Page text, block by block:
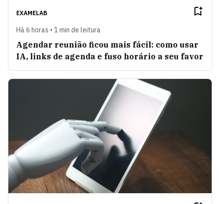
EXAMELAB
Há 6 horas • 1 min de leitura
Agendar reunião ficou mais fácil: como usar
IA, links de agenda e fuso horário a seu favor